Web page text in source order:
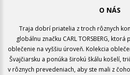
O NÁS
Traja dobrí priatelia z troch rôznych
globálnu značku CARL TORSBERG,
oblečenie na vyššiu úroveň. Kolekcia
Švajčiarsku a ponúka širokú škálu košelí,
v rôznych prevedeniach, aby ste mali z